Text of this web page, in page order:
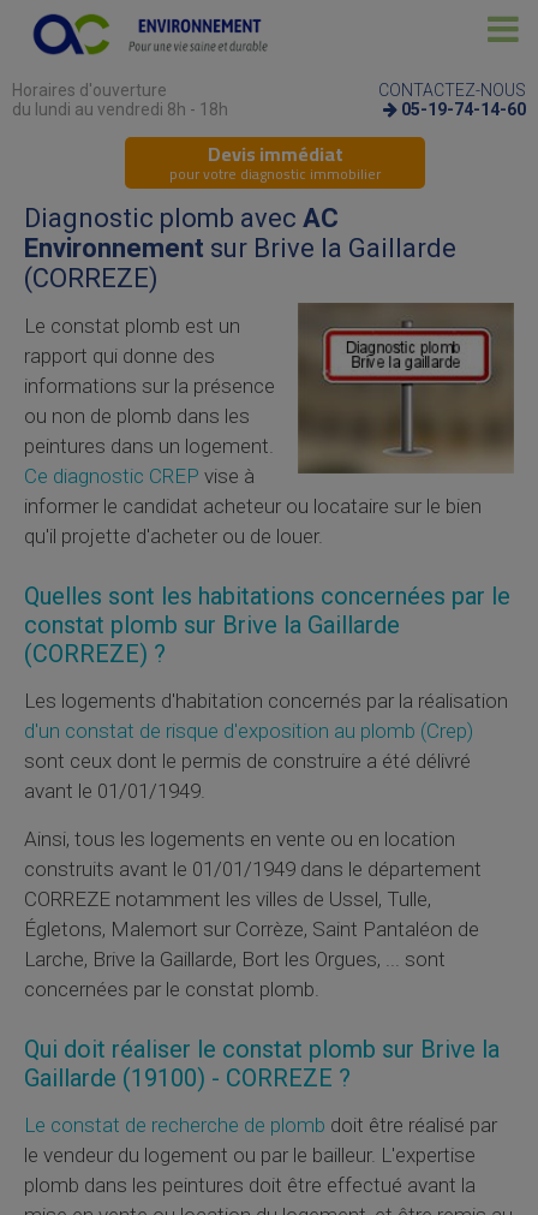
Horaires d'ouverture
du lundi au vendredi 8h - 18h
CONTACTEZ-NOUS
05-19-74-14-60
Devis immédiat
pour votre diagnostic immobilier
Diagnostic plomb avec AC
Environnement sur Brive la Gaillarde
(CORREZE)
Le constat plomb est un
rapport qui donne des
informations sur la présence
ou non de plomb dans les
peintures dans un logement.
Ce diagnostic CREP vise à
informer le candidat acheteur ou locataire sur le bien
qu'il projette d'acheter ou de louer.
Quelles sont les habitations concernées par le
constat plomb sur Brive la Gaillarde
(CORREZE) ?
Les logements d'habitation concernés par la réalisation
d'un constat de risque d'exposition au plomb (Crep)
sont ceux dont le permis de construire a été délivré
avant le 01/01/1949.
Ainsi, tous les logements en vente ou en location
construits avant le 01/01/1949 dans le département
CORREZE notamment les villes de Ussel, Tulle,
Égletons, Malemort sur Corrèze, Saint Pantaléon de
Larche, Brive la Gaillarde, Bort les Orgues, ... sont
concernées par le constat plomb.
Qui doit réaliser le constat plomb sur Brive la
Gaillarde (19100) - CORREZE ?
Le constat de recherche de plomb doit être réalisé par
le vendeur du logement ou par le bailleur. L'expertise
plomb dans les peintures doit être effectué avant la